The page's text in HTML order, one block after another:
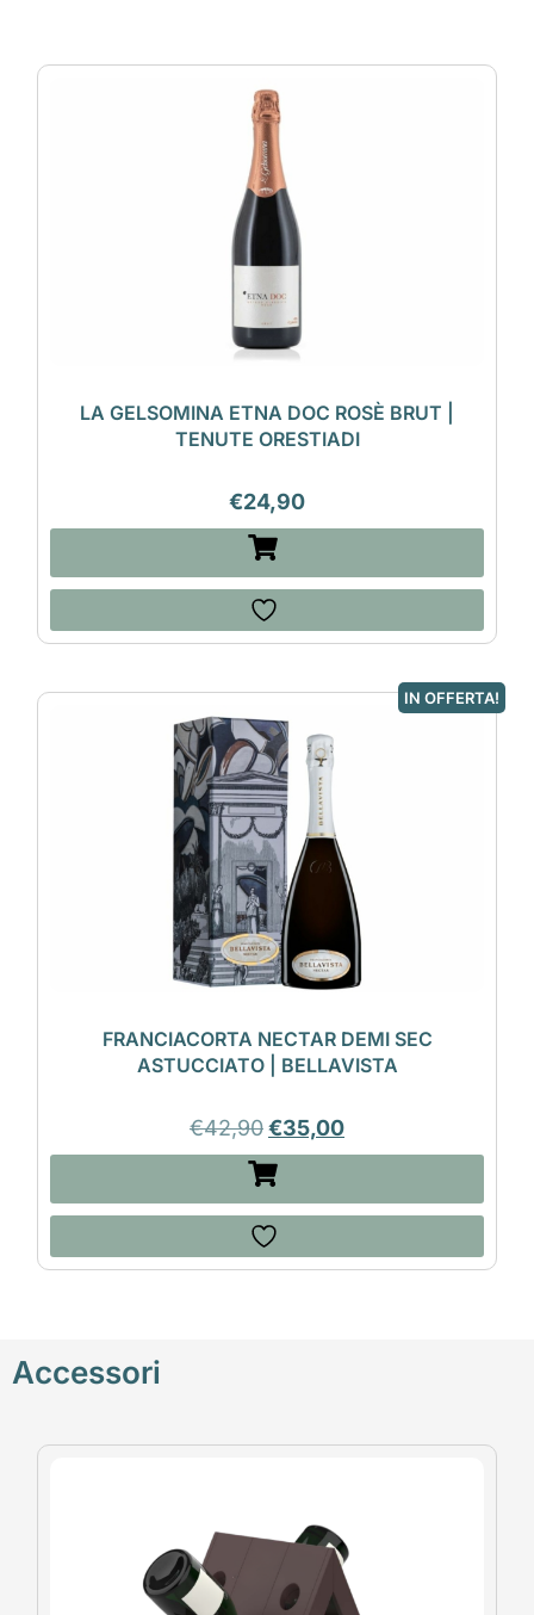
LA GELSOMINA ETNA DOC ROSÈ BRUT |
TENUTE ORESTIADI
€24,90
IN OFFERTA!
FRANCIACORTA NECTAR DEMI SEC
ASTUCCIATO | BELLAVISTA
€42,90€35,00
Accessori